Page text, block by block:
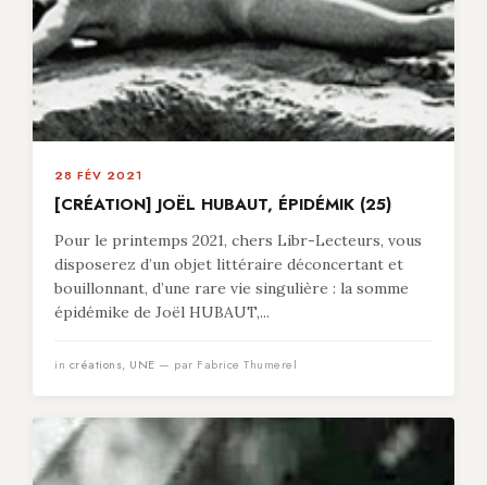
28 FÉV 2021
[CRÉATION] JOËL HUBAUT, ÉPIDÉMIK (25)
Pour le printemps 2021, chers Libr-Lecteurs, vous
disposerez d’un objet littéraire déconcertant et
bouillonnant, d’une rare vie singulière : la somme
épidémike de Joël HUBAUT,...
in créations, UNE — par Fabrice Thumerel